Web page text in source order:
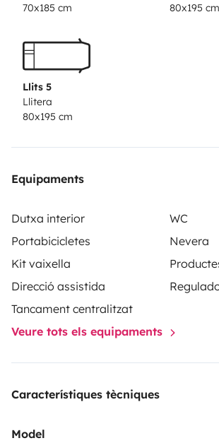
70x185 cm
80x195 cm
Llits 5
Llitera
80x195 cm
Equipaments
Dutxa interior
WC
Portabicicletes
Nevera
Kit vaixella
Direcció assistida
Tancament centralitzat
Veure tots els equipaments
Característiques tècniques
Model